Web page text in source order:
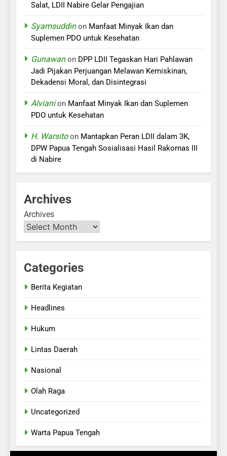
Salat, LDII Nabire Gelar Pengajian
Syamsuddinon Manfaat Minyak Ikan dan
Suplemen PDO untuk Kesehatan
Gunawanon DPP LDII Tegaskan Hari Pahlawan
Jadi Pijakan Perjuangan Melawan Kemiskinan,
Dekadensi Moral, dan Disintegrasi
Alvianion Manfaat Minyak Ikan dan Suplemen
PDO untuk Kesehatan
H. Warsitoon Mantapkan Peran LDII dalam 3K,
DPW Papua Tengah Sosialisasi Hasil Rakornas III
di Nabire
Archives
Archives
Categories
Berita Kegiatan
Headlines
Hukum
Lintas Daerah
Nasional
Olah Raga
Uncategorized
Warta Papua Tengah